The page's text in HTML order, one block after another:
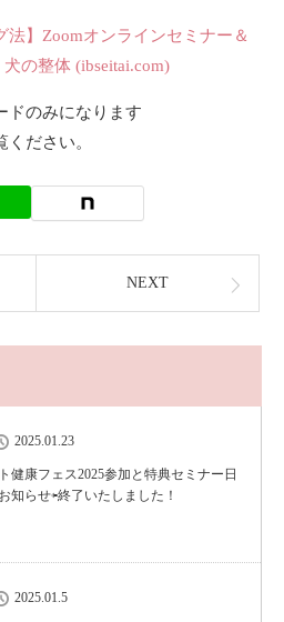
法】Zoomオンラインセミナー＆
の整体 (ibseitai.com)
ドのみになります
ださい。
NEXT
2025.01.23
健康フェス2025参加と特典セミナー日
知らせ⇦終了いたしました！
2025.01.5